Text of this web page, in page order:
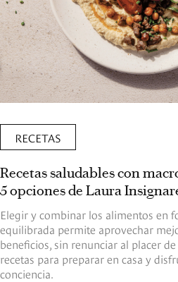
RECETAS
Recetas saludables con
5 opciones de Laura
Elegir y combinar los alimentos en
equilibrada permite aprovechar
beneficios, sin renunciar al placer
recetas para preparar en casa y
conciencia.